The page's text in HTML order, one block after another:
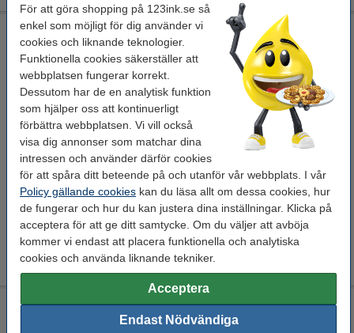
För att göra shopping på 123ink.se så
enkel som möjligt för dig använder vi
cookies och liknande teknologier.
Funktionella cookies säkerställer att
webbplatsen fungerar korrekt.
Dessutom har de en analytisk funktion
som hjälper oss att kontinuerligt
förbättra webbplatsen. Vi vill också
visa dig annonser som matchar dina
intressen och använder därför cookies
för att spåra ditt beteende på och utanför vår webbplats. I vår
Policy gällande cookies kan du läsa allt om dessa cookies, hur
de fungerar och hur du kan justera dina inställningar. Klicka på
acceptera för att ge ditt samtycke. Om du väljer att avböja
kommer vi endast att placera funktionella och analytiska
cookies och använda liknande tekniker.
Acceptera
Endast Nödvändiga
Canon 069H Y gul toner hög kapacitet (original)
gul tonerkassett ± 5.500 sidor Canon
Se specifikationerna och beskrivningen
i lager
Beställ nu så skickar vi idag!
Per sida 0,3 kr
1 550 kr Beställ
43,8% med varumärket 123ink!
Canon 069H Y gul toner hög kapacitet (varumärket 123ink)
950 kr
Canon 069H Y gul toner hög kapacitet (varumärket 123ink)
± 6.000 sidor